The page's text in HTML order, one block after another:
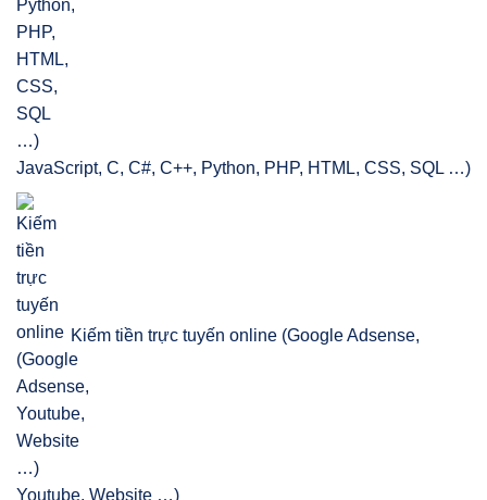
JavaScript, C, C#, C++, Python, PHP, HTML, CSS, SQL …)
Kiếm tiền trực tuyến online (Google Adsense,
Youtube, Website …)